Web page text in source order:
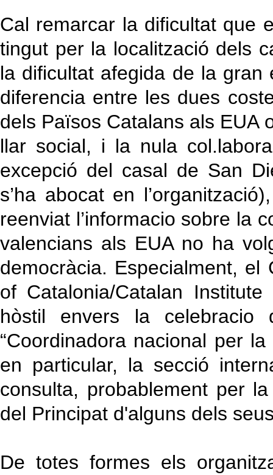
Cal remarcar la dificultat que
tingut per la localització dels
la dificultat afegida de la
diferencia entre les dues
dels Països Catalans als EUA
llar social, i la nula
excepció del casal de San
s’ha abocat en
reenviat l’informacio sobre la
valencians als EUA no ha
democràcia. Especialment,
of Catalonia/Catalan
hòstil envers la
“Coordinadora nacional per
en particular, la secció
consulta, probablement per
del Principat d'alguns dels
De totes formes els